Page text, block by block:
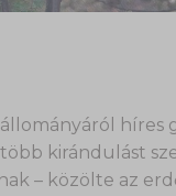
híres
kirándulást
– közölte az